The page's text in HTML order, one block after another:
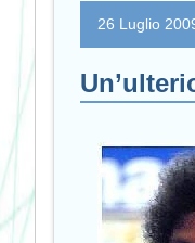
26 Luglio